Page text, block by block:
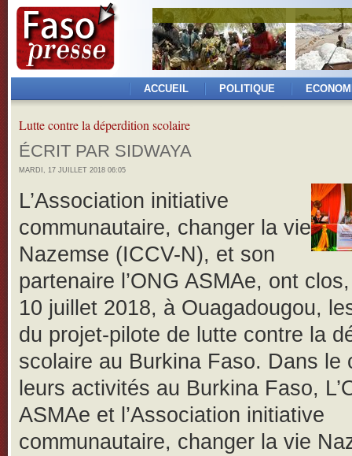
ACCUEIL POLITIQUE
Lutte contre la déperdition scolaire
ÉCRIT PAR SIDWAYA
MARDI, 17 JUILLET 2018 06:05
L’Association initiative
communautaire, changer la vie
Nazemse (ICCV-N), et son
partenaire l’ONG ASMAe, ont
10 juillet 2018, à Ouagadougou,
du projet-pilote de lutte contre la
scolaire au Burkina Faso. Dans le
leurs activités au Burkina Faso,
ASMAe et l’Association initiative
communautaire, changer la vie